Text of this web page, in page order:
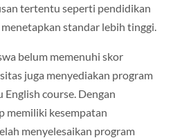
tertentu seperti pendidikan
standar lebih tinggi.
belum memenuhi skor
juga menyediakan program
English course. Dengan
memiliki kesempatan
menyelesaikan program